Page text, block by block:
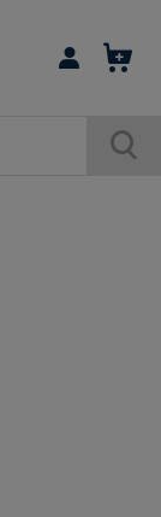
Prisijungti /